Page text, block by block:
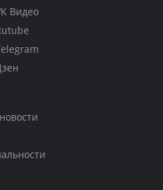
Видео